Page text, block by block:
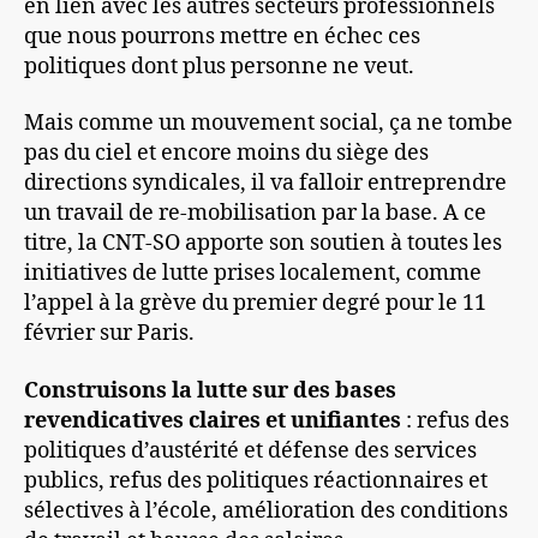
en lien avec les autres secteurs professionnels
que nous pourrons mettre en échec ces
politiques dont plus personne ne veut.
Mais comme un mouvement social, ça ne tombe
pas du ciel et encore moins du siège des
directions syndicales, il va falloir entreprendre
un travail de re-mobilisation par la base. A ce
titre, la CNT-SO apporte son soutien à toutes les
initiatives de lutte prises localement, comme
l’appel à la grève du premier degré pour le 11
février sur Paris.
Construisons la lutte sur des bases
revendicatives claires et unifiantes : refus des
politiques d’austérité et défense des services
publics, refus des politiques réactionnaires et
sélectives à l’école, amélioration des conditions